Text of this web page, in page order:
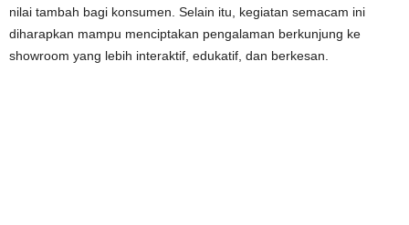
nilai tambah bagi konsumen. Selain itu, kegiatan semacam ini
diharapkan mampu menciptakan pengalaman berkunjung ke
showroom yang lebih interaktif, edukatif, dan berkesan.